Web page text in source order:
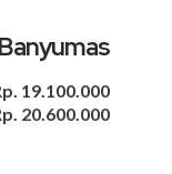
19.100.000
20.600.000